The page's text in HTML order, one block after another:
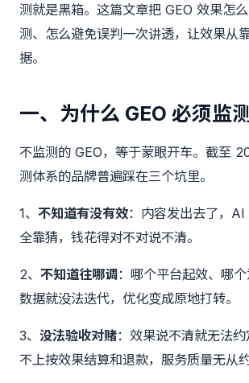
测就是黑箱。这篇文章把 GEO 效果怎
测、怎么避免误判一次讲透，让效果从
据。
一、为什么 GEO 必须监测
不监测的 GEO，等于蒙眼开车。截至
测体系的品牌普遍踩在三个坑里。
1、 不知道有没有效：内容发出去了，
全靠猜，钱花得对不对说不清。
2、 不知道往哪调 ：哪个平台起效、哪
数据就没法迭代，优化变成原地打转。
3、 没法验收对赌：效果说不清就无法
不上按效果结算和退款，服务质量无从约